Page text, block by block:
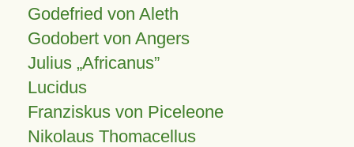
Godefried von Aleth
Godobert von Angers
Julius Africanus
Lucidus
Franziskus von Piceleone
Nikolaus Thomacellus